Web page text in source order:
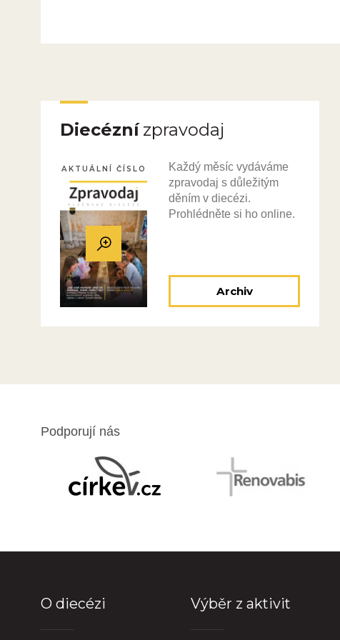
Diecéznízpravodaj
AKTUÁLNÍ ČÍSLO
Každý měsíc vydáváme
zpravodaj s důležitým
děním v diecézi.
Prohlédněte si ho online.
Archiv
Podporují nás
O diecézi Výběr z aktivit